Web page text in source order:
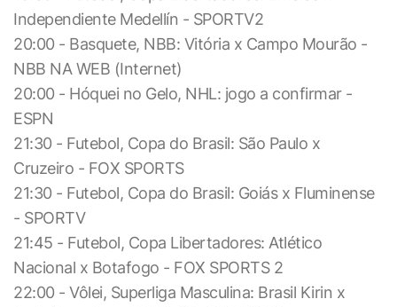
Independiente Medellín - SPORTV2
20:00 - Basquete, NBB: Vitória x Campo Mourão -
NBB NA WEB (Internet)
20:00 - Hóquei no Gelo, NHL: jogo a confirmar -
ESPN
21:30 - Futebol, Copa do Brasil: São Paulo x
Cruzeiro - FOX SPORTS
21:30 - Futebol, Copa do Brasil: Goiás x Fluminense
- SPORTV
21:45 - Futebol, Copa Libertadores: Atlético
Nacional x Botafogo - FOX SPORTS 2
22:00 - Vôlei, Superliga Masculina: Brasil Kirin x